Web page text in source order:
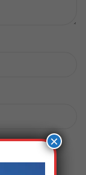
en este×